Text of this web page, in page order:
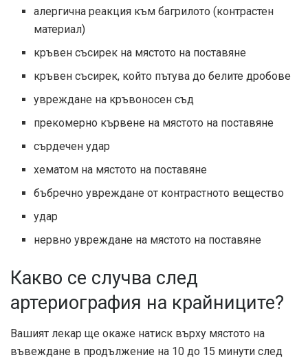
алергична реакция към багрилото (контрастен
материал)
кръвен съсирек на мястото на поставяне
кръвен съсирек, който пътува до белите дробове
увреждане на кръвоносен съд
прекомерно кървене на мястото на поставяне
сърдечен удар
хематом на мястото на поставяне
бъбречно увреждане от контрастното вещество
удар
нервно увреждане на мястото на поставяне
Какво се случва след
артериография на крайниците?
Вашият лекар ще окаже натиск върху мястото на
въвеждане в продължение на 10 до 15 минути след